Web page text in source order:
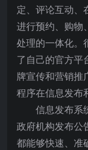
定、评论互动、
进行预约、购物
处理的一体化。
了自己的官方平
牌宣传和营销推
程序在信息发布
信息发布系
政府机构发布公
都能够快速、准